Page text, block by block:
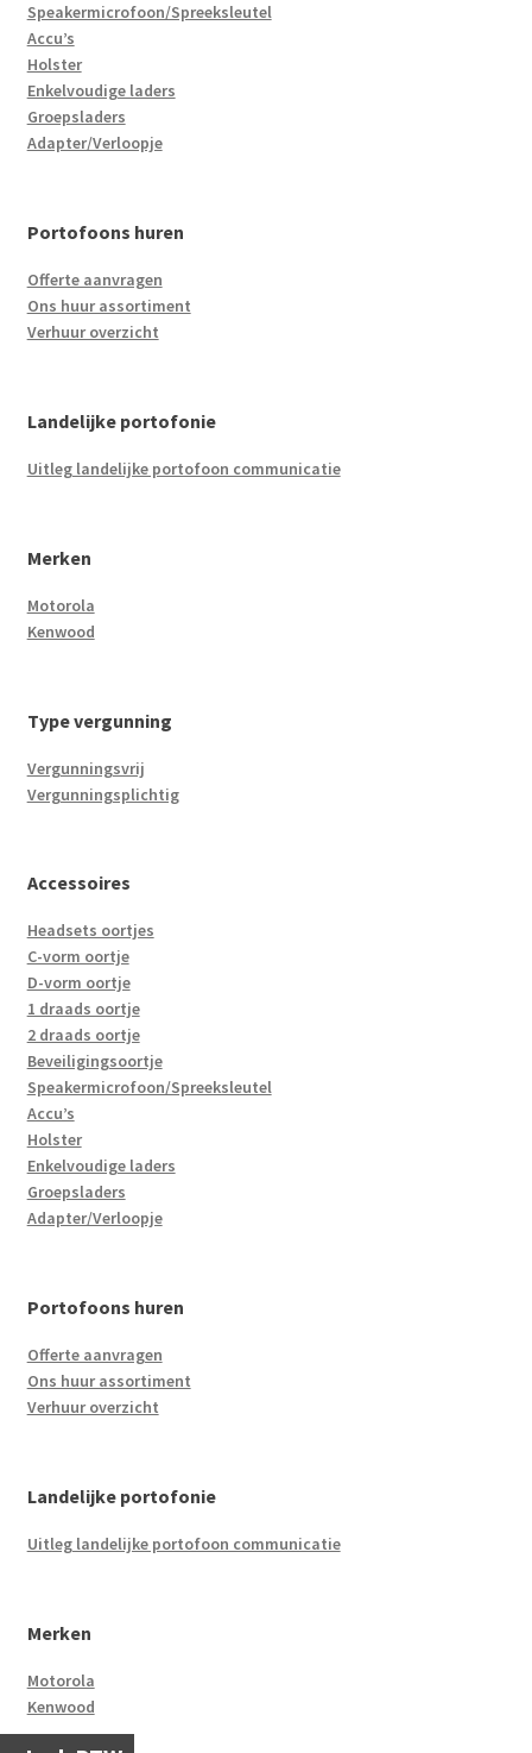
Speakermicrofoon/Spreeksleutel
Accu’s
Holster
Enkelvoudige laders
Groepsladers
Adapter/Verloopje
Portofoons huren
Offerte aanvragen
Ons huur assortiment
Verhuur overzicht
Landelijke portofonie
Uitleg landelijke portofoon communicatie
Merken
Motorola
Kenwood
Type vergunning
Vergunningsvrij
Vergunningsplichtig
Accessoires
Headsets oortjes
C-vorm oortje
D-vorm oortje
1 draads oortje
2 draads oortje
Beveiligingsoortje
Speakermicrofoon/Spreeksleutel
Accu’s
Holster
Enkelvoudige laders
Groepsladers
Adapter/Verloopje
Portofoons huren
Offerte aanvragen
Ons huur assortiment
Verhuur overzicht
Landelijke portofonie
Uitleg landelijke portofoon communicatie
Merken
Motorola
Kenwood